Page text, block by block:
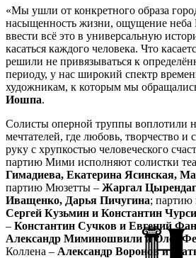
«Мы ушли от конкретного образа
насыщенность жизни, ощущение неба
ввести всё это в универсальную
касаться каждого человека. Что
решили не привязываться к
периоду, у нас широкий спектр
художникам, к которым мы
Иошпа.
Солисты оперной труппы воплотили
мечтателей, где любовь, творчество и
руку с хрупкостью человеческого
партию Мими исполняют солистки
Гимадиева, Екатерина Ясинская,
партию Мюзетты – Жаргал
Иващенко, Дарья Пичугина; партию
Сергей Кузьмин и Константин
– Константин Сучков и Евгений Фан
Александр Миминошвили и Олег
Коллена – Александр Воронов и